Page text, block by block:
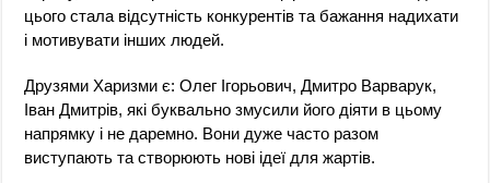
цього стала відсутність конкурентів та бажання надихати
і мотивувати інших людей.
Друзями Харизми є: Олег Ігорьович, Дмитро Варварук,
Іван Дмитрів, які буквально змусили його діяти в цьому
напрямку і не даремно. Вони дуже часто разом
виступають та створюють нові ідеї для жартів.